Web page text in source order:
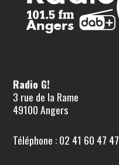
Radio G!
3 rue de la Rame
49100 Angers
Téléphone : 02 41 60 47 47